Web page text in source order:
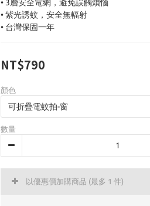
• 3層安全電網，避免誤觸煩惱
• 紫光誘蚊，安全無輻射
• 台灣保固一年
NT$790
顏色
數量
以優惠價加購商品 (最多 1 件)